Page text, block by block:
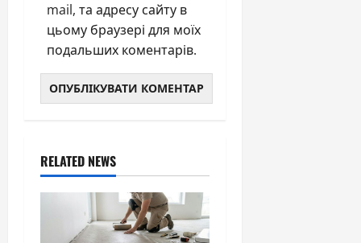
mail, та адресу сайту в
цьому браузері для моїх
подальших коментарів.
RELATED NEWS